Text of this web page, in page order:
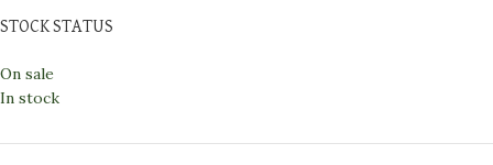
STOCK STATUS
On sale
In stock